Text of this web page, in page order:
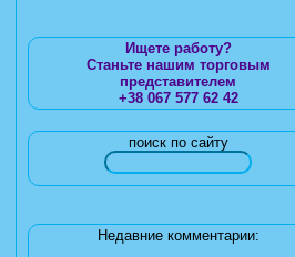
Ищете работу?
Станьте нашим торговым
представителем
+38 067 577 62 42
поиск по сайту
Недавние комментарии: